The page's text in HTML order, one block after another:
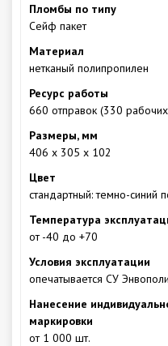
Пломбы по типу
Сейф пакет
Материал
нетканый полипропилен
Ресурс работы
660 отправок (330
Размеры, мм
406 х 305 х 102
Цвет
стандартный: темно-синий
Температура
от -40 до +70
Условия эксплуатации
опечатывается СУ
Нанесение
маркировки
от 1 000 шт.